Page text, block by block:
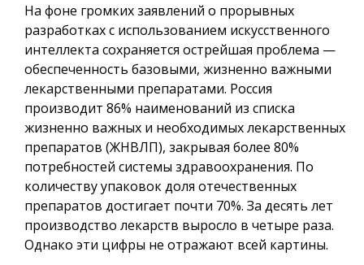
На фоне громких заявлений о прорывных
разработках с использованием искусственного
интеллекта сохраняется острейшая проблема —
обеспеченность базовыми, жизненно важными
лекарственными препаратами. Россия
производит 86% наименований из списка
жизненно важных и необходимых лекарственных
препаратов (ЖНВЛП), закрывая более 80%
потребностей системы здравоохранения. По
количеству упаковок доля отечественных
препаратов достигает почти 70%. За десять лет
производство лекарств выросло в четыре раза.
Однако эти цифры не отражают всей картины.